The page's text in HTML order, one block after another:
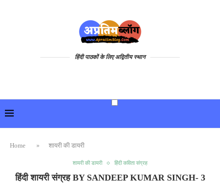
हिंदी पाठकों के लिए अद्वितीय स्थान
Home » शायरी की डायरी
शायरी की डायरी हिंदी कविता संग्रह
हिंदी शायरी संग्रह BY SANDEEP KUMAR SINGH- 3